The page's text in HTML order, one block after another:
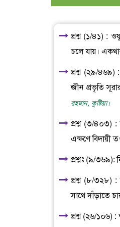
প্রশ্ন (১/৪১) :
চলে যায়।
প্রশ্ন (২৯/৪৬৯)
জীন প্রভৃতি
রহমান, কুষ্টিয়া।
প্রশ্ন (৩/৪০৩) :
এক্ষণে বিদায়ী
প্রশ্নঃ (৯/৩৬৯):
প্রশ্ন (৮/৩২৮) :
সাথে দাঁড়াতে
প্রশ্ন (২৬/১০৬) :